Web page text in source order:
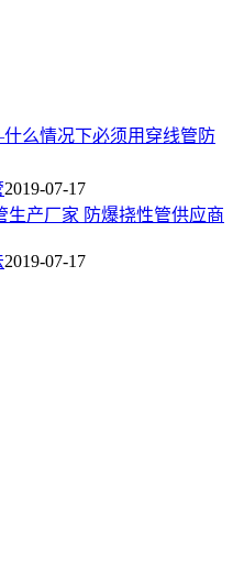
么情况下必须用穿线管防
2019-07-17
生产厂家 防爆挠性管供应商
2019-07-17